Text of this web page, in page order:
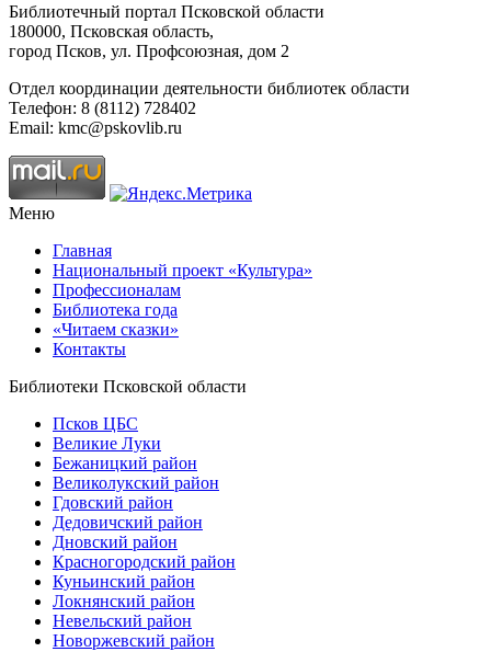
Библиотечный портал Псковской области
180000, Псковская область,
город Псков, ул. Профсоюзная, дом 2
Отдел координации деятельности библиотек области
Телефон: 8 (8112) 728402
Email: kmc@pskovlib.ru
Меню
Главная
Национальный проект «Культура»
Профессионалам
Библиотека года
«Читаем сказки»
Контакты
Библиотеки Псковской области
Псков ЦБС
Великие Луки
Бежаницкий район
Великолукский район
Гдовский район
Дедовичский район
Дновский район
Красногородский район
Куньинский район
Локнянский район
Невельский район
Новоржевский район